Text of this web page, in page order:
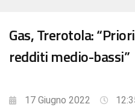
Gas, Trerotola:
redditi medio-bassi”
17 Giugno 2022